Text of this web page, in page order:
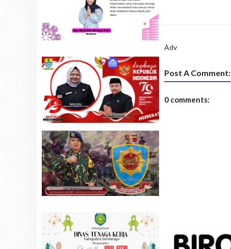
Adv
Post A Comment:
0 comments: